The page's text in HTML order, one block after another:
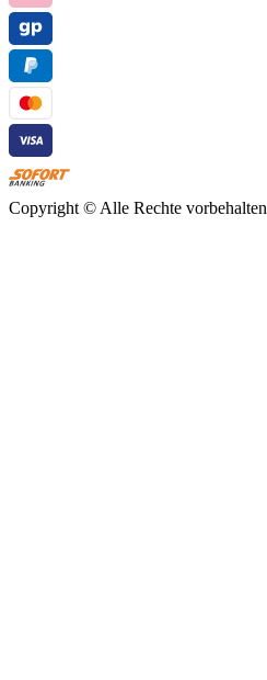
Copyright © Alle Rechte vorbehalten